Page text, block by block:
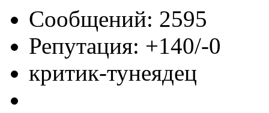
Сообщений: 2595
Репутация: +140/-0
критик-тунеядец